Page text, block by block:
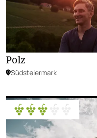
Polz
Südsteiermark